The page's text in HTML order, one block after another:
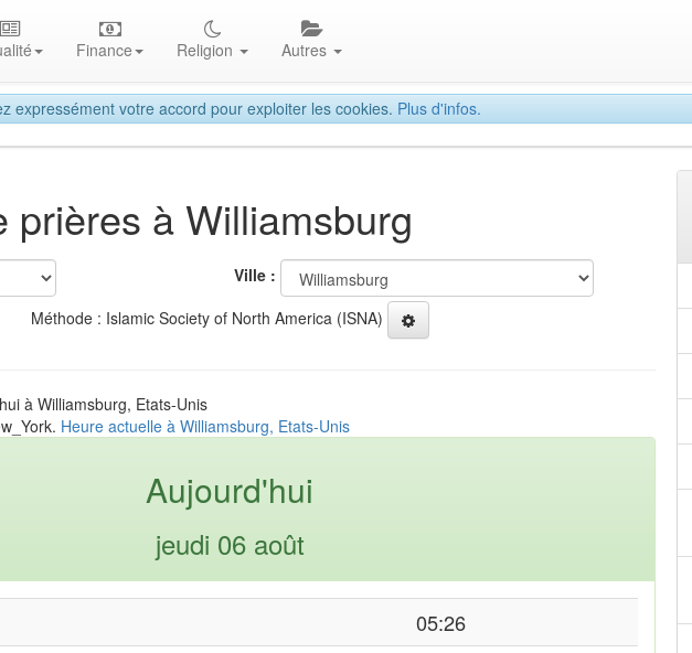
expressément votre accord pour exploiter les cookies. Plus d'infos.
Finance Religion Autres
prières à Williamsburg
Ville :
Méthode : Islamic Society of North America (ISNA)
à Williamsburg, Etats-Unis
Heure actuelle à Williamsburg, Etats-Unis
Aujourd'hui
jeudi 06 août
05:26